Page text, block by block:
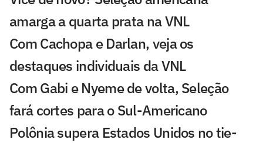
amarga a quarta prata na VNL
Com Cachopa e Darlan, veja os
destaques individuais da VNL
Com Gabi e Nyeme de volta, Seleção
fará cortes para o Sul-Americano
Polônia supera Estados Unidos no tie-